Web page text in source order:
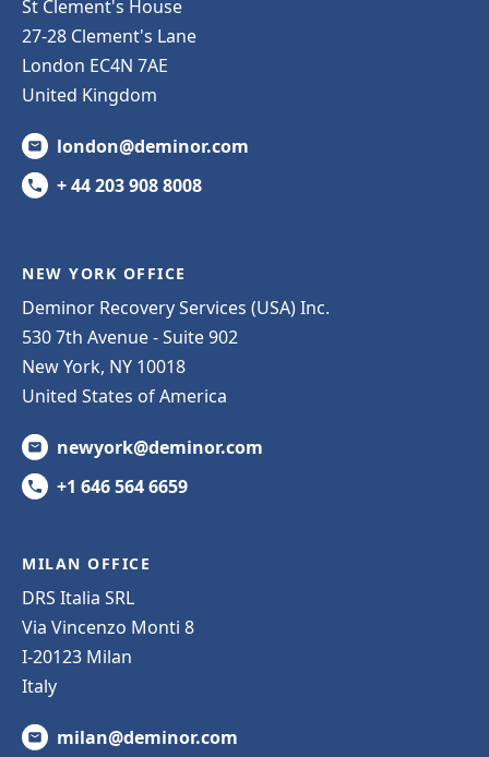
St Clement's House
27-28 Clement's Lane
London EC4N 7AE
United Kingdom
london@deminor.com
+ 44 203 908 8008
NEW YORK OFFICE
Deminor Recovery Services (USA) Inc.
530 7th Avenue - Suite 902
New York, NY 10018
United States of America
newyork@deminor.com
+1 646 564 6659
MILAN OFFICE
DRS Italia SRL
Via Vincenzo Monti 8
I-20123 Milan
Italy
milan@deminor.com